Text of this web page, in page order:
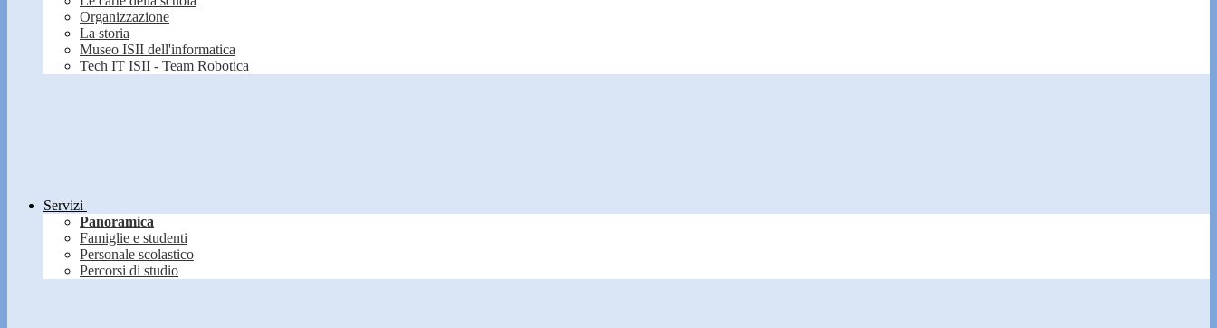
Organizzazione
La storia
Museo ISII dell'informatica
Tech IT ISII - Team Robotica
Servizi
Panoramica
Famiglie e studenti
Personale scolastico
Percorsi di studio